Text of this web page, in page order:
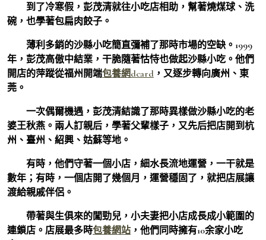
到了冷寒假，彭茂清就往小吃店相助，幫著燒煤球、洗
碗，也學著包扁肉餃子。
薄利多銷的沙縣小吃簡直彌補了那時市場的空缺。1999
年，彭茂高傲中結業，干脆隨著怙恃也做起沙縣小吃。他們
開店的萍蹤從福州開端包養網dcard ，又逐步轉向廣州、東
莞。
一次偶爾機遇，彭茂清結識了那時異樣做沙縣小吃的老
婆王秋燕。兩人訂親后，學著父輩樣子，又先后把店開到杭
州、臺州、紹興、姑蘇等地。
有時，他們守著一個小店，細水長流地運營，一干就是
數年；有時，一個店開了幾個月，運營穩固了，就把店展讓
渡給親戚伴侶。
帶著與生俱來的闖勁兒，小夫妻把小店成長成小範圍的
連鎖店。店展最多時包養網站 ，他們同時擁有10余家小吃